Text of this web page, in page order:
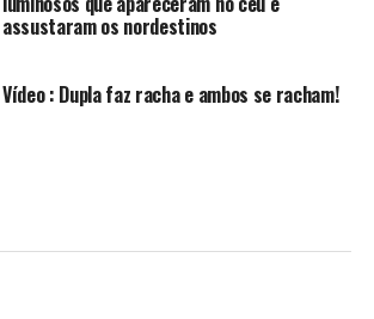
assustaram os nordestinos
Vídeo : Dupla faz racha e ambos se racham!